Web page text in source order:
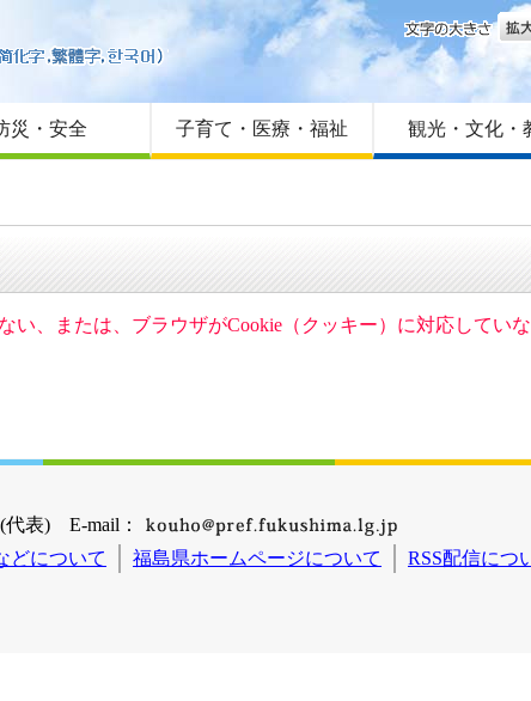
はじめての方へ
Foreign language
サイトマップ
文字
災・安全 子育て・医療・福祉 観光・文化・
い、または、ブラウザがCookie（クッキー）に対応してい
代表) E-mail：
どについて 福島県ホームページについて
RSS配信につ